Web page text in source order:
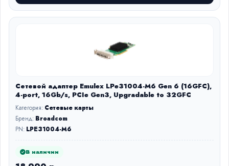
Сетевой адаптер Emulex LPe31004-M6 Gen 6 (16GFC),
4-port, 16Gb/s, PCIe Gen3, Upgradable to 32GFC
Категория: Сетевые карты
Бренд: Broadcom
PN: LPE31004-M6
В наличии